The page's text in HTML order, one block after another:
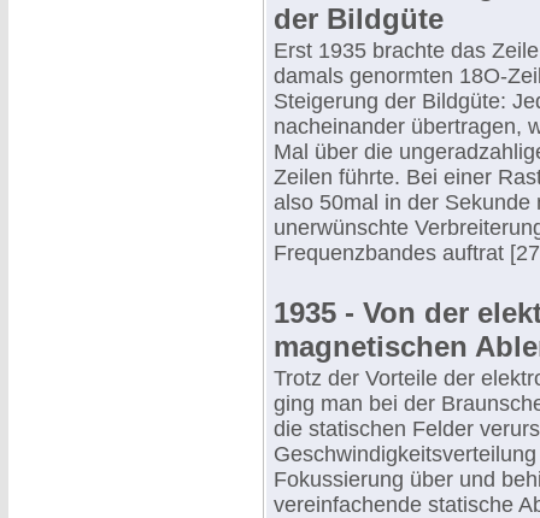
der Bildgüte
Erst 1935 brachte das
damals genormten 18O-
Steigerung der Bildgüte:
nacheinander übertragen,
Mal über die
Zeilen führte. Bei einer
also 50mal in der
unerwünschte
Frequenzbandes auftrat
1935 - Von der
magnetischen
Trotz der Vorteile der
ging man bei der
die statischen Felder
Fokussierung über und
vereinfachende statische